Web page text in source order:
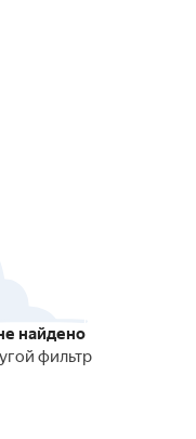
найдено
фильтр